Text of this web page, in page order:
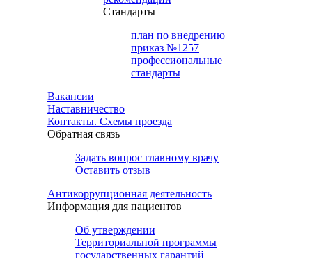
Cтандарты
план по внедрению
приказ №1257
профессиональные
стандарты
Вакансии
Наставничество
Контакты. Схемы проезда
Обратная связь
Задать вопрос главному врачу
Оставить отзыв
Антикоррупционная деятельность
Информация для пациентов
Об утверждении
Территориальной программы
государственных гарантий